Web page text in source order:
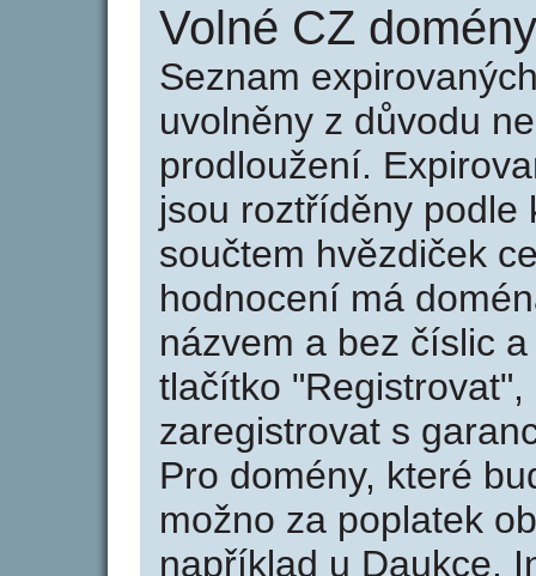
Volné CZ
Seznam
uvolněny z důvodu
prodloužení.
jsou roztříděny podle
součtem hvězdiček
hodnocení má
názvem a bez číslic
tlačítko
zaregistrovat s
Pro domény, které
možno za poplatek
například u Daukce.